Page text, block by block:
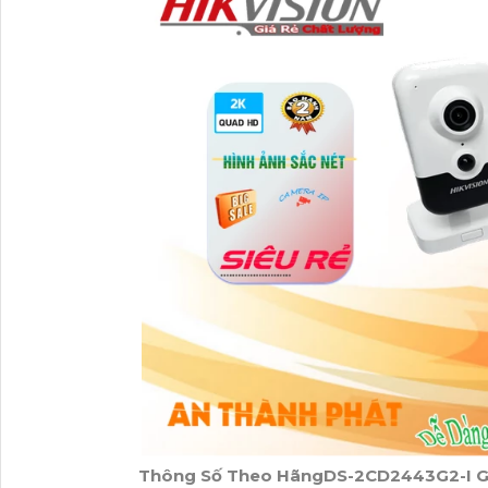
Thông Số Theo HãngDS-2CD2443G2-I